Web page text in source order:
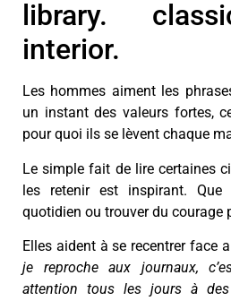
Les hommes aiment les
un instant des valeurs fortes,
pour quoi ils se lèvent chaque
Le simple fait de lire certaines
les retenir est inspirant.
quotidien ou trouver du courage
Elles aident à se recentrer face
je reproche aux journaux,
attention tous les jours à des